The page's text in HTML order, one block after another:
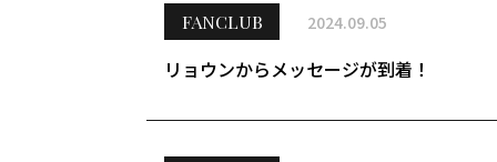
FANCLUB 2024.09.05
リョウンからメッセージが到着！